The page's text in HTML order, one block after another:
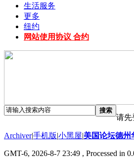
生活服务
更多
纽约
网站使用协议 合约
搜索
请先
Archiver|手机版|小黑屋|美国论坛德州
GMT-6, 2026-8-7 23:49 , Processed in